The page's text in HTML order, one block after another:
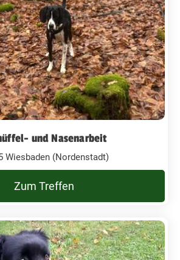
und Nasenarbeit
Wiesbaden (Nordenstadt)
Zum Treffen